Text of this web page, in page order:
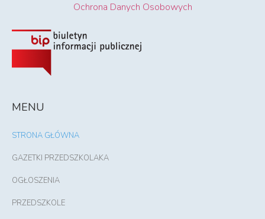
Ochrona Danych Osobowych
MENU
STRONA GŁÓWNA
GAZETKI PRZEDSZKOLAKA
OGŁOSZENIA
PRZEDSZKOLE